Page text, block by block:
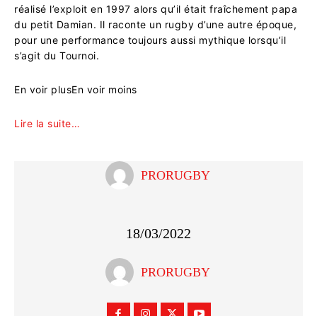
réalisé l’exploit en 1997 alors qu’il était fraîchement papa
du petit Damian. Il raconte un rugby d’une autre époque,
pour une performance toujours aussi mythique lorsqu’il
s’agit du Tournoi.
En voir plusEn voir moins
Lire la suite…
PRORUGBY
18/03/2022
PRORUGBY